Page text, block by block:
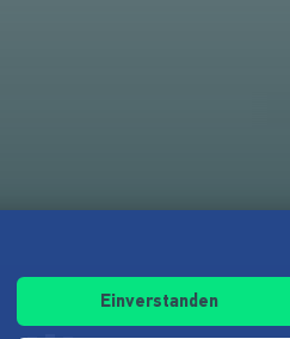
Einverstanden